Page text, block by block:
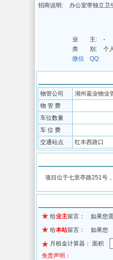
招商说明:
办公室带独立卫
业 主: -
类 别:
个
微信 QQ:
物管公司 湖州嘉业物业
物 管 费
车位数量
车 位 费
交通站点
红丰西路口
项目位于七里亭路251号，
给业主留言： 如果您
给本站留言： 如果您
月租金计算器： 面积
免责声明：